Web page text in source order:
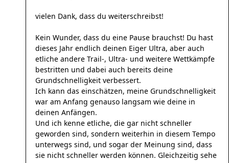
vielen Dank, dass du weiterschreibst!
Kein Wunder, dass du eine Pause brauchst! Du hast
dieses Jahr endlich deinen Eiger Ultra, aber auch
etliche andere Trail-, Ultra- und weitere Wettkämpfe
bestritten und dabei auch bereits deine
Grundschnelligkeit verbessert.
Ich kann das einschätzen, meine Grundschnelligkeit
war am Anfang genauso langsam wie deine in
deinen Anfängen.
Und ich kenne etliche, die gar nicht schneller
geworden sind, sondern weiterhin in diesem Tempo
unterwegs sind, und sogar der Meinung sind, dass
sie nicht schneller werden können. Gleichzeitig sehe